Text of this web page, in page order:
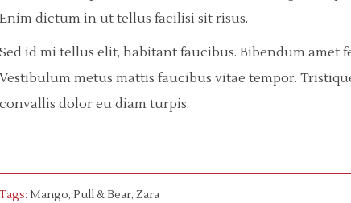
Enim dictum in ut tellus facilisi sit risus.
Sed id mi tellus elit, habitant faucibus. Bibendum amet
Vestibulum metus mattis faucibus vitae tempor.
convallis dolor eu diam turpis.
Tags: Mango, Pull & Bear, Zara